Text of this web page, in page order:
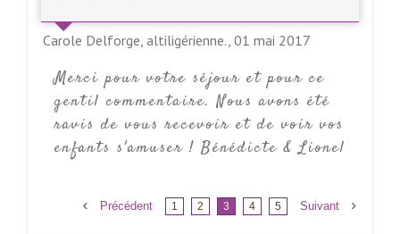
Carole Delforge, altiligérienne., 01 mai 2017
Merci pour votre séjour et pour ce
gentil commentaire. Nous avons été
ravis de vous recevoir et de voir vos
enfants s'amuser ! Bénédicte & Lionel
Précédent 1 2 3 4 5 Suivant